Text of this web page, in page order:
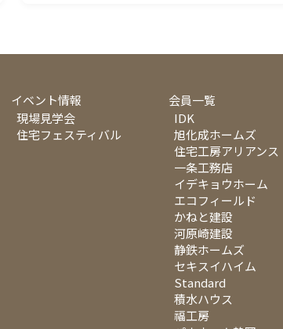
イベント情報
現場見学会
住宅フェスティバル
会員一覧
IDK
旭化成ホームズ
住宅工房アリアンス
一条工務店
イデキョウホーム
エコフィールド
かねと建設
河原崎建設
静鉄ホームズ
セキスイハイム
Standard
積水ハウス
福工房